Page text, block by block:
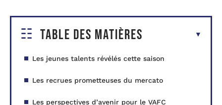
Table des matières
Les jeunes talents révélés cette saison
Les recrues prometteuses du mercato
Les perspectives d’avenir pour le VAFC